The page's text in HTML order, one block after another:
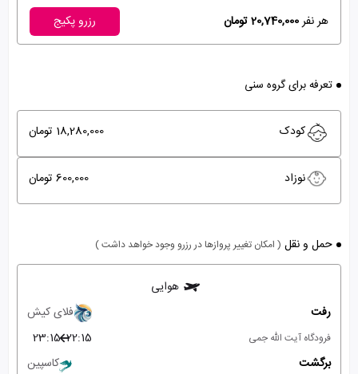
هر نفر20,740,000 تومان رزرو پکیج
تعرفه برای گروه سنی
کودک 18,280,000 تومان
نوزاد 600,000 تومان
حمل و نقل ( امکان تغییر پروازها در رزرو وجود خواهد داشت )
هوایی
رفت
فلای کیش
فرودگاه آیت الله جمی 22:15
23:15
برگشت
کاسپین